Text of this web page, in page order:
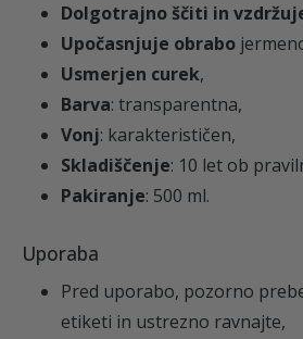
Dolgotrajno ščiti in
Upočasnjuje obrabo
Usmerjen curek,
Barva: transparentna,
Vonj: karakterističen,
Skladiščenje: 10 let ob
Pakiranje: 500 ml.
Uporaba
Pred uporabo, pozorno
etiketi in ustrezno ravnajte,